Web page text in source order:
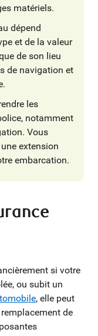
matériels.
dépend
et de la valeur
de son lieu
de navigation et
les
notamment
Vous
extension
embarcation.
si votre
ou subit un
, elle peut
de